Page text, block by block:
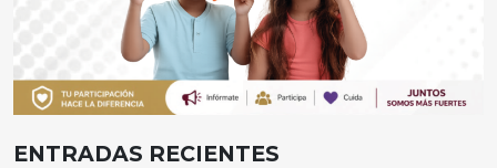
ENTRADAS RECIENTES